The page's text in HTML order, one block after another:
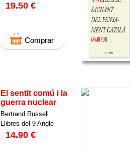
19.50 €
Comprar
El sentit comú i la
guerra nuclear
Bertrand Russell
Llibres del 9 Angle
14.90 €